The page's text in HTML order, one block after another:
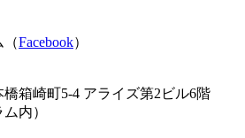
（Facebook）
箱崎町5-4 アライズ第2ビル6階
内）